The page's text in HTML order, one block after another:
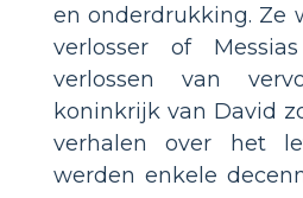
en onderdrukking. Ze
verlosser of
verlossen van
koninkrijk van David
verhalen over het
werden enkele